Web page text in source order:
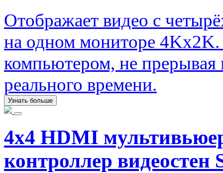
Отображает видео с
на одном мониторе 4Kx2K.
компьютером, не
реального времени.
Узнать больше
4x4 HDMI
контроллер